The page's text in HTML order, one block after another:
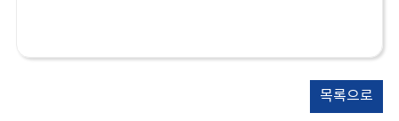
목록으로